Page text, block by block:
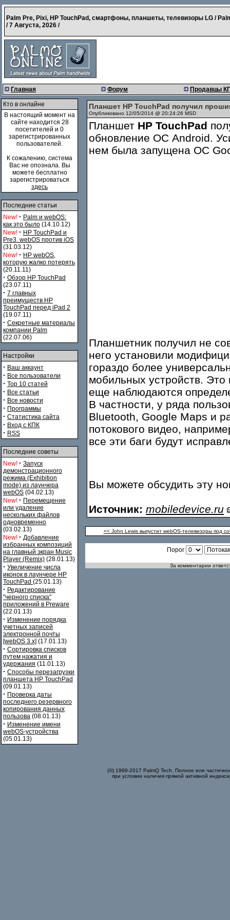
Palm Pre, Pixi, HP TouchPad, смартфоны, планшеты, телевизоры LG /
/7 Августа, 2026 /
Главная Форум Продавцы
Кто в онлайне
В настоящий момент на
сайте находится 28
посетителей и 0
зарегистрированных
пользователей.
К сожалению, система
Вас не опознала. Вы
можете бесплатно
зарегистрироваться
здесь
Последние статьи
New! · Palm и webOS:
как это было (14.10.12)
New! · HP TouchPad и
Pre3. webOS против iOS
(31.03.12)
New! · HP webOS,
которую жалко потерять
(20.11.11)
· Обзор HP TouchPad
(23.07.11)
· 7 главных
преимуществ HP
TouchPad перед iPad 2
(19.07.11)
· Секретные материалы
компании Palm
(22.07.06)
Настройки
· Ваш аккаунт
· Все пользователи
· Top 10 статей
· Все статьи
· Все новости
· Программы
· Статистика сайта
· Вход с КПК
· RSS
Последние советы
New! · Запуск
демонстрационного
режима (Exhibition
mode) из лаунчера
webOS (04.02.13)
New! · Перемещение
или удаление
нескольких файлов
одновременно
(03.02.13)
New! · Добавление
избранных композиций
на главный экран Music
Player (Remix) (28.01.13)
· Увеличение числа
иконок в лаунчере HP
TouchPad (25.01.13)
· Редактирование
"черного списка"
приложений в Preware
(22.01.13)
· Изменение порядка
учетных записей
электронной почты
[webOS 3.x] (17.01.13)
· Сортировка списков
путем нажатия и
удержания (11.01.13)
· Способы перезагрузки
планшета HP TouchPad
(09.01.13)
· Проверка даты
последнего резервного
копирования данных
пользова (08.01.13)
· Изменение имени
webOS-устройства
(05.01.13)
Планшет HP TouchPad получил
Опубликовано 12/05/2014 @ 20:24:26 MSD
Планшет HP TouchPad
обновление ОС Android.
нем была запущена ОС
Планшетник получил не
него установили
гораздо более
мобильных устройств.
еще наблюдаются
В частности, у ряда
Bluetooth, Google Maps и
потокового видео,
все эти баги будут
Вы можете обсудить эту
Источник: mobiledevice.ru
<< John Lewis выпустит webOS-телевизоры под
Порог
За комментарии
(©) 1999-2017 PalmQ Tech. Полное или
при условии наличия прямой активной